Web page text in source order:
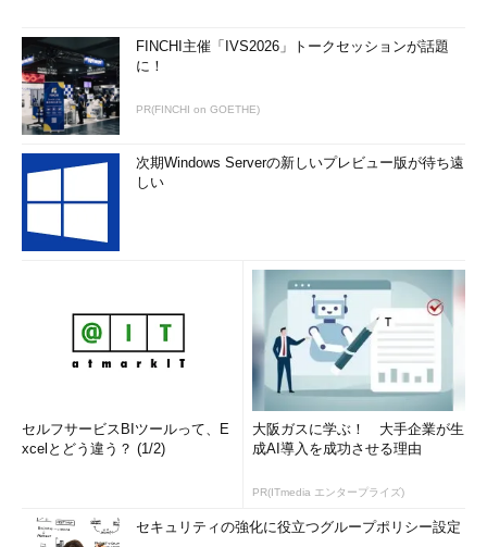
FINCHI主催「IVS2026」トークセッションが話題
に！
PR(FINCHI on GOETHE)
次期Windows Serverの新しいプレビュー版が待ち遠
しい
セルフサービスBIツールって、E
xcelとどう違う？ (1/2)
大阪ガスに学ぶ！ 大手企業が生
成AI導入を成功させる理由
PR(ITmedia エンタープライズ)
セキュリティの強化に役立つグループポリシー設定